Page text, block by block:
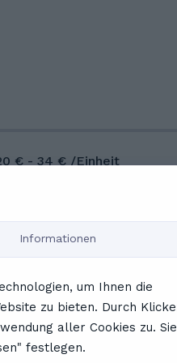
€ - 34 € /Einheit
Informationen
um Ihnen die
zu bieten. Durch
aller Cookies zu. Sie
festlegen.